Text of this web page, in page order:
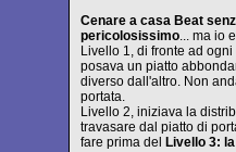
Cenare a casa Beat
pericolosissimo... ma io
Livello 1, di fronte ad
posava un piatto
diverso dall'altro. Non
portata.
Livello 2, iniziava la
travasare dal piatto di
fare prima del
Livello 3: